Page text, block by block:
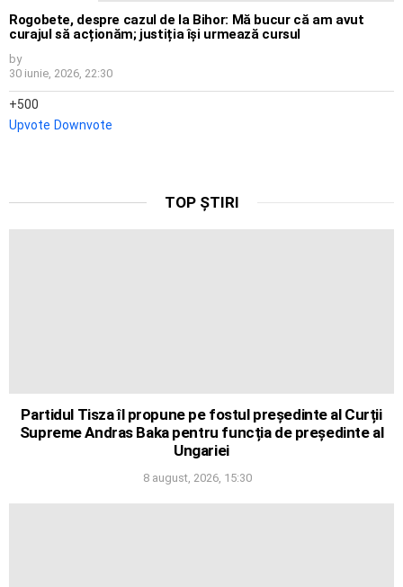
Rogobete, despre cazul de la Bihor: Mă bucur că am avut
curajul să acționăm; justiția își urmează cursul
by
30 iunie, 2026, 22:30
500
Upvote Downvote
TOP ȘTIRI
Partidul Tisza îl propune pe fostul președinte al Curții
Supreme Andras Baka pentru funcția de președinte al
Ungariei
8 august, 2026, 15:30